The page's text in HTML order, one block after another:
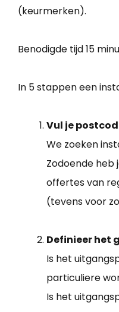
(keurmerken).
Benodigde tijd15
In 5 stappen een
Vul je
We zoeken
Zodoende heb
offertes van
(tevens voor
Definieer het
Is het
particuliere
Is het